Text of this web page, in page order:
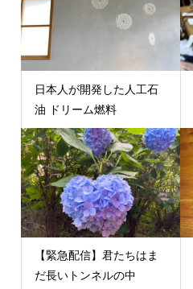
日本人が開発した人工石
油 ドリーム燃料
【緊急配信】君たちはま
だ長いトンネルの中